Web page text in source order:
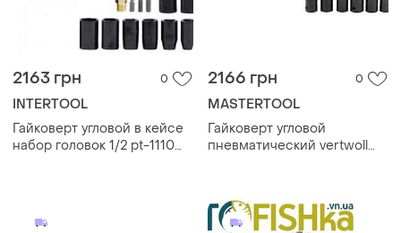
2163 грн 0
INTERTOOL
Гайковерт угловой в кейсе
набор головок 1/2 pt-1110
2166 грн 0
MASTERTOOL
Гайковерт угловой
пневматический vertwoll